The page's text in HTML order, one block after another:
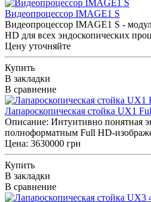
Видеопроцессор IMAGE1 S
Видеопроцессор IMAGE1 S -
HD для всех эндоскопических
Цену уточняйте
Купить
В закладки
В сравнение
Лапароскопическая стойка UX1
Описание: Интуитивно понятная
полноформатным Full HD-
Цена: 3630000 грн
Купить
В закладки
В сравнение